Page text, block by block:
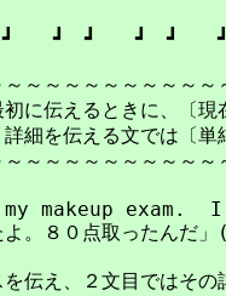
　┛　　┛　┛　　┛
～～～～～～～～
えるときに、〔現在
伝える文では〔単純
～～～～～～～～
makeup exam.
８０点取ったんだ」
え、２文目ではその